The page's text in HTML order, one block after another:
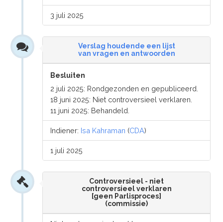
3 juli 2025
Verslag houdende een lijst
van vragen en antwoorden
Besluiten
2 juli 2025: Rondgezonden en gepubliceerd.
18 juni 2025: Niet controversieel verklaren.
11 juni 2025: Behandeld.
Indiener: Isa Kahraman (CDA)
1 juli 2025
Controversieel - niet
controversieel verklaren
[geen Parlisproces]
(commissie)